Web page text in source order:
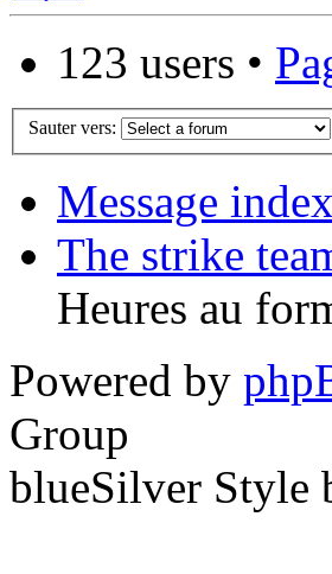
123 users •
Sauter vers:
Message index
The strike
Heures au
Powered by
Group
blueSilver